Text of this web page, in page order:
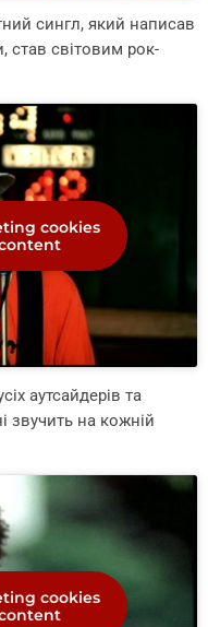
сингл, який написав
став світовим рок-
cookies
аутсайдерів та
звучить на кожній
cookies